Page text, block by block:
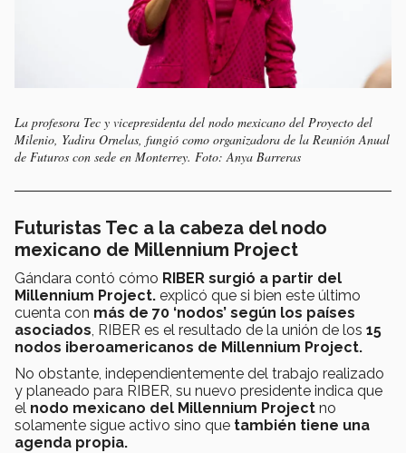
La profesora Tec y vicepresidenta del nodo mexicano del Proyecto del
Milenio, Yadira Ornelas, fungió como organizadora de la Reunión Anual
de Futuros con sede en Monterrey. Foto: Anya Barreras
Futuristas Tec a la cabeza del nodo
mexicano de Millennium Project
Gándara contó cómo RIBER surgió a partir del
Millennium Project. explicó que si bien este último
cuenta con más de 70 ‘nodos’ según los países
asociados, RIBER es el resultado de la unión de los 15
nodos iberoamericanos de Millennium Project.
No obstante, independientemente del trabajo realizado
y planeado para RIBER, su nuevo presidente indica que
el nodo mexicano del Millennium Project no
solamente sigue activo sino que también tiene una
agenda propia.